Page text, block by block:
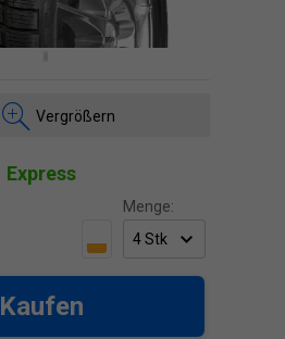
Vergrößern
Express
Menge:
Kaufen